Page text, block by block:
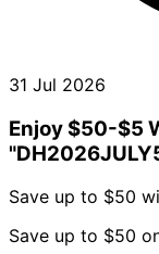
31 Jul 2026
Enjoy $50-$5
Save up to $50
Save up to $50